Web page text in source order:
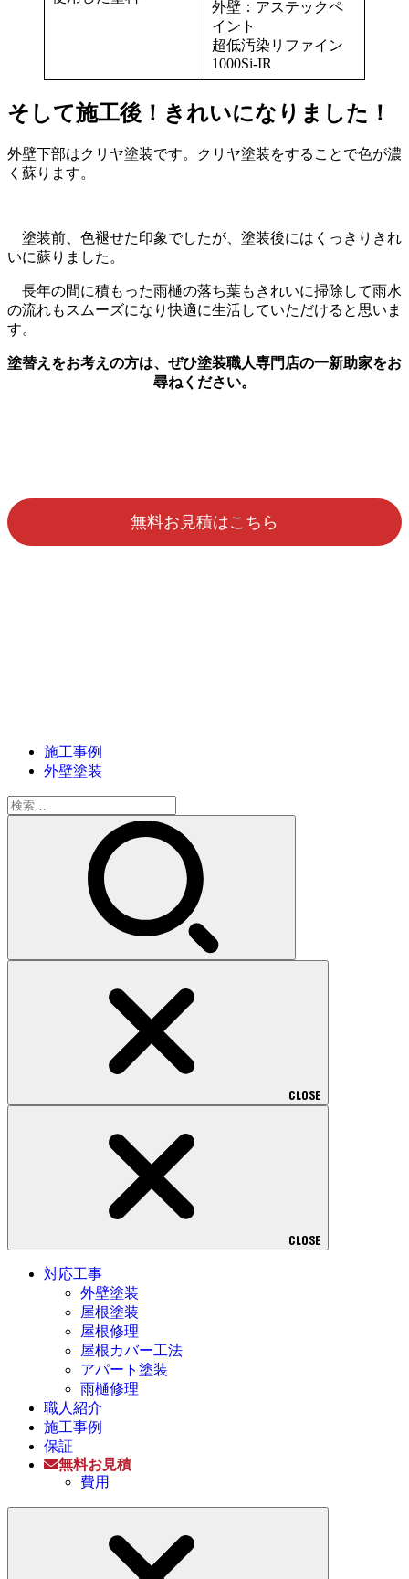
外壁：アステックペ
イント
超低汚染リファイン
1000Si-IR
そして施工後！きれいになりました！
外壁下部はクリヤ塗装です。クリヤ塗装をすることで色が濃
く蘇ります。
塗装前、色褪せた印象でしたが、塗装後にはくっきりきれ
いに蘇りました。
長年の間に積もった雨樋の落ち葉もきれいに掃除して雨水
の流れもスムーズになり快適に生活していただけると思いま
す。
塗替えをお考えの方は、ぜひ塗装職人専門店の一新助家をお
尋ねください。
無料お見積はこちら
施工事例
外壁塗装
検
索:
CLOSE
CLOSE
対応工事
外壁塗装
屋根塗装
屋根修理
屋根カバー工法
アパート塗装
雨樋修理
職人紹介
施工事例
保証
無料お見積
費用